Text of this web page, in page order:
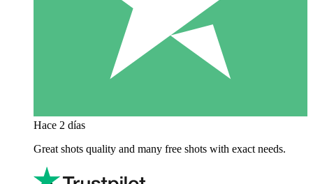
Hace 2 días
Great shots quality and many free shots with exact needs.